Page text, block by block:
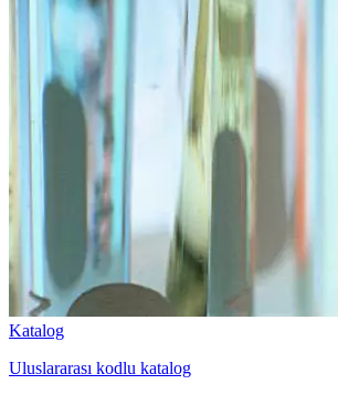
Katalog
Uluslararası kodlu katalog